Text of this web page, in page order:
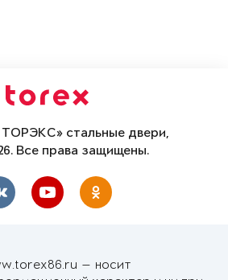
стальные двери,
Все права защищены.
— носит